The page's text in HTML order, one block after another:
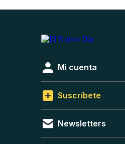
Mi cuenta
Suscríbete
Newsletters